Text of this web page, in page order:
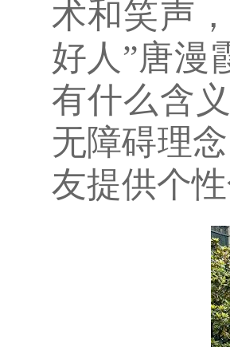
术和笑声
好人”唐漫
有什么含
无障碍理
友提供个